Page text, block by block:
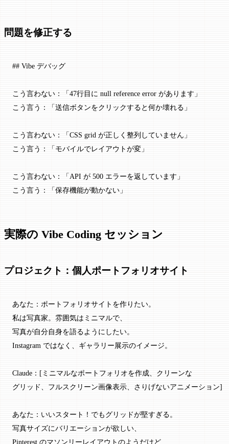
問題を修正する
## Vibe デバッグ
こう言わない：「47行目に null reference error があります」
こう言う：「送信ボタンをクリックすると何か壊れる」
こう言わない：「CSS grid が正しく整列していません」
こう言う：「モバイルでレイアウトが変」
こう言わない：「API が 500 エラーを返しています」
こう言う：「保存機能が動かない」
実際の Vibe Coding セッション
プロジェクト：個人ポートフォリオサイト
あなた：ポートフォリオサイトを作りたい。
私は写真家。雰囲気はミニマルで、
写真が自分自身を語るようにしたい。
Instagram ではなく、ギャラリー展示のイメージ。
Claude：[ミニマルなポートフォリオを作成、クリーンな
グリッド、フルスクリーン画像表示、さりげないアニメーション]
あなた：いいスタート！でもグリッドが堅すぎる。
写真サイズにバリエーションが欲しい、
Pinterest のマソンリーレイアウトのようだけど